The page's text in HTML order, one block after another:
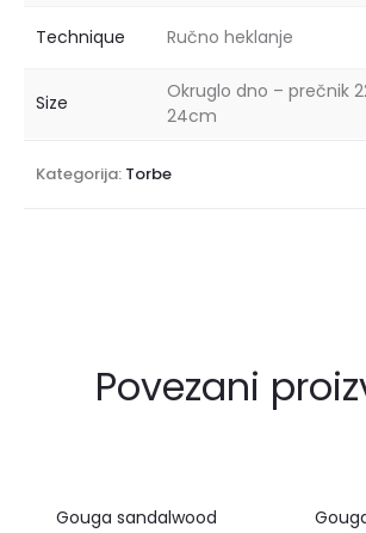
Technique Ručno heklanje
Size
Okruglo dno – prečnik
24cm
Kategorija: Torbe
Povezani
Gouga sandalwood